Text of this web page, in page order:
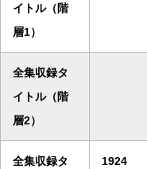
イトル（階
層1）
全集収録タ
イトル（階
層2）
全集収録タ
1924